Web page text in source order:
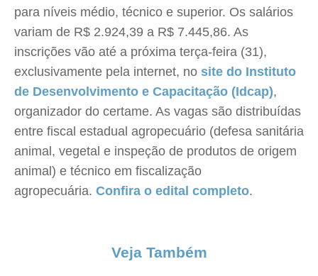
para níveis médio, técnico e superior. Os salários
variam de R$ 2.924,39 a R$ 7.445,86. As
inscrições vão até a próxima terça-feira (31),
exclusivamente pela internet, no site do Instituto
de Desenvolvimento e Capacitação (Idcap),
organizador do certame. As vagas são distribuídas
entre fiscal estadual agropecuário (defesa sanitária
animal, vegetal e inspeção de produtos de origem
animal) e técnico em fiscalização
agropecuária. Confira o edital completo.
Veja Também